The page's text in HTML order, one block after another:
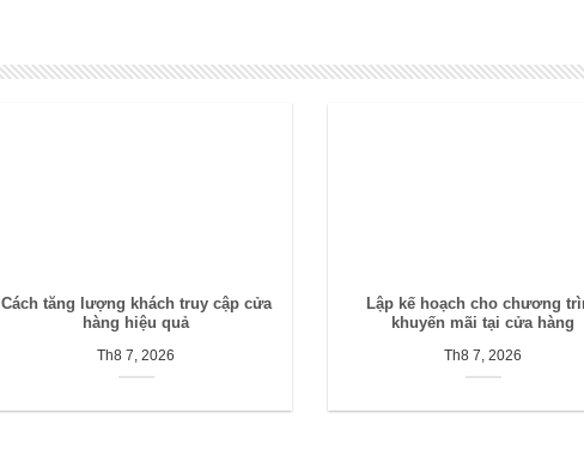
Cách tăng lượng khách truy cập cửa
hàng hiệu quả
Th8 7, 2026
Lập kế hoạch cho chương
khuyến mãi tại cửa hàng
Th8 7, 2026